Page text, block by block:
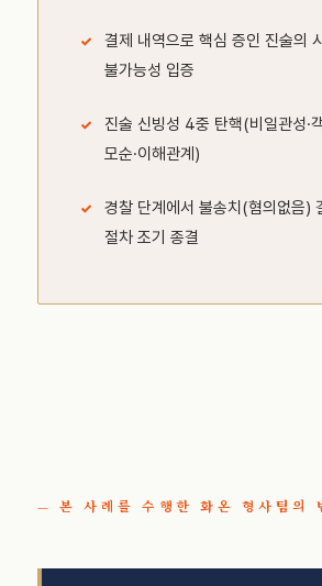
결제 내역으로 핵심 증인 진술의
불가능성 입증
진술 신빙성 4중 탄핵(비일관성·
모순·이해관계)
경찰 단계에서 불송치(혐의없음)
절차 조기 종결
— 본 사례를 수행한 화온 형사팀의